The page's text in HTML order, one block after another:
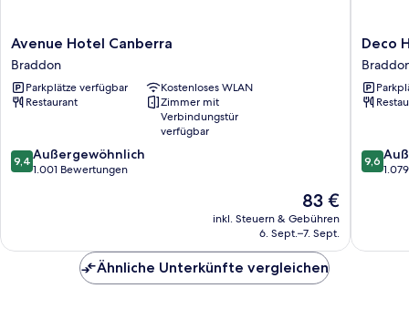
Avenue
Hotel
Canberra
Braddon
Avenue Hotel Canberra
Braddon
Parkplätze verfügbar
Kostenloses WLAN
Restaurant
Zimmer mit
Verbindungstür
verfügbar
9.4
von
9,4 Außergewöhnlich
1.001 Bewertungen
Der
Preis
beträgt
83 €
inkl. Steuern & Gebühren
6. Sept.–7. Sept.
Deco
Hotel
Deco
9.6
von
9,6
Ähnliche Unterkünfte vergleichen